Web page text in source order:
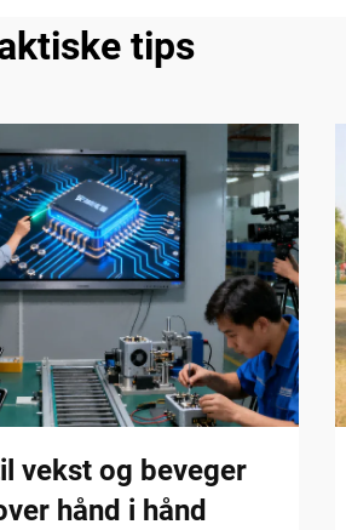
tips
vekst og beveger
hånd i hånd